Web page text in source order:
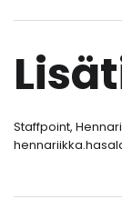
Staffpoint,